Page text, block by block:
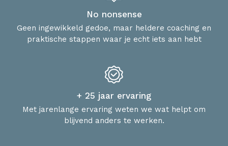
No nonsense
Geen ingewikkeld gedoe, maar heldere coaching en
praktische stappen waar je echt iets aan hebt
+ 25 jaar ervaring
Met jarenlange ervaring weten we wat helpt om
blijvend anders te werken.